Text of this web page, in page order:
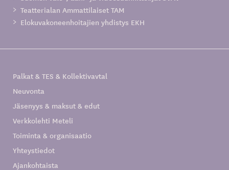
Teatterialan Ammattilaiset TAM
Elokuvakoneenhoitajien yhdistys EKH
Palkat & TES & Kollektivavtal
Neuvonta
Jäsenyys & maksut & edut
Verkkolehti Meteli
Toiminta & organisaatio
Yhteystiedot
Ajankohtaista